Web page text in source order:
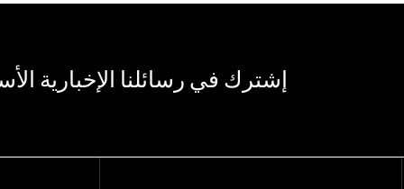
إشترك في رسائلنا الإخبارية